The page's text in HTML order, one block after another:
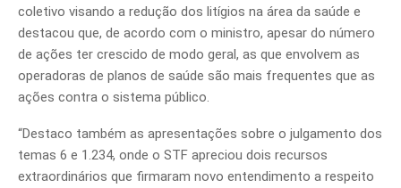
coletivo visando a redução dos litígios na área da saúde e
destacou que, de acordo com o ministro, apesar do número
de ações ter crescido de modo geral, as que envolvem as
operadoras de planos de saúde são mais frequentes que as
ações contra o sistema público.
“Destaco também as apresentações sobre o julgamento dos
temas 6 e 1.234, onde o STF apreciou dois recursos
extraordinários que firmaram novo entendimento a respeito